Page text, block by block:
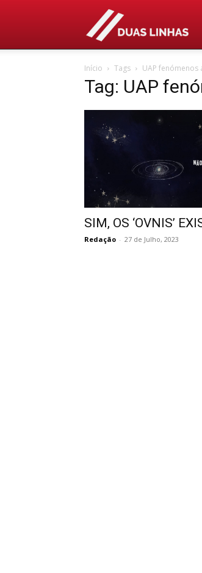
Início Tags UAP
Tag: UAP
SIM, OS ‘OVNIS’
Redação - 27 de Julho, 2023